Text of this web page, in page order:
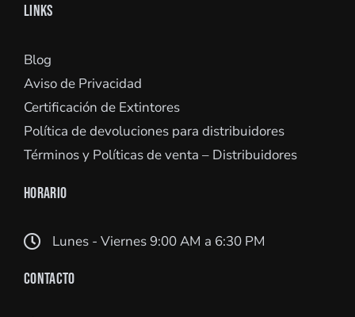
LINKS
Blog
Aviso de Privacidad
Certificación de Extintores
Política de devoluciones para distribuidores
Términos y Políticas de venta – Distribuidores
HORARIO
Lunes - Viernes 9:00 AM a 6:30 PM
CONTACTO